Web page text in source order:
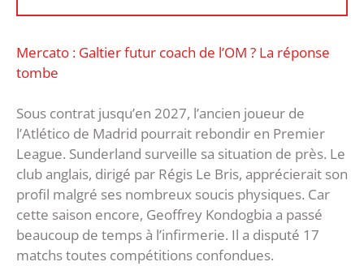
‎Mercato : Galtier futur coach de l’OM ? La réponse
tombe
Sous contrat jusqu’en 2027, l’ancien joueur de
l’Atlético de Madrid pourrait rebondir en Premier
League. Sunderland surveille sa situation de près. Le
club anglais, dirigé par Régis Le Bris, apprécierait son
profil malgré ses nombreux soucis physiques. Car
cette saison encore, Geoffrey Kondogbia a passé
beaucoup de temps à l’infirmerie. Il a disputé 17
matchs toutes compétitions confondues.